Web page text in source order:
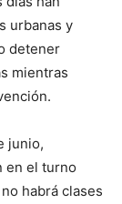
urbanas y
detener
mientras
junio,
en el turno
habrá clases